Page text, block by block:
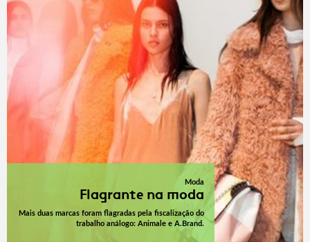
Moda
Flagrante na moda
Mais duas marcas foram flagradas pela fiscalização do
trabalho análogo: Animale e A.Brand.